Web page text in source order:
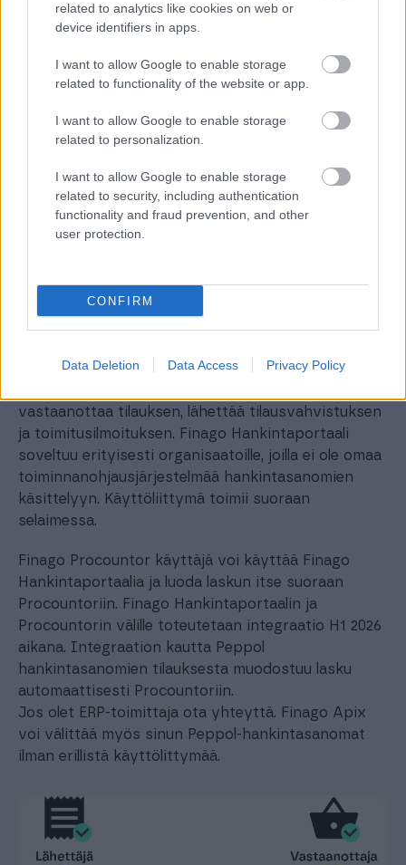
related to analytics like cookies on web or
device identifiers in apps.
I want to allow Google to enable storage
related to functionality of the website or app.
I want to allow Google to enable storage
related to personalization.
I want to allow Google to enable storage
related to security, including authentication
functionality and fraud prevention, and other
user protection.
CONFIRM
Data Deletion Data Access Privacy Policy
vaivatonta.
Finago Procountor + Finago
Apix
käyttöliittymän Peppol-hankintasanomien
käsittelyyn .
Toimittajan roolissa toimiva organisaatio voi
vastaanottaa ja tarkastella tilausta suoraan
standardin mukaisia hankintasanomia, kuten
tilausta, tilausvahvistusta ja toimitusilmoitusta.
hankintasanoman sisällön tarkastelun sekä siihen
vastaanottaa tilauksen, lähettää tilausvahvistuksen
ja toimitusilmoituksen. Finago Hankintaportaali
soveltuu erityisesti organisaatoille, joilla ei ole omaa
toiminnanohjausjärjestelmää hankintasanomien
käsittelyyn. Käyttöliittymä toimii suoraan
selaimessa.
Finago Procountor käyttäjä voi käyttää Finago
Hankintaportaalia ja luoda laskun itse suoraan
Procountoriin. Finago Hankintaportaalin ja
Procountorin välille toteutetaan integraatio H1 2026
aikana. Integraation kautta Peppol
hankintasanomien tilauksesta muodostuu lasku
automaattisesti Procountoriin.
Jos olet ERP-toimittaja ota yhteyttä. Finago Apix
voi välittää myös sinun Peppol-hankintasanomat
ilman erillistä käyttölittymää.